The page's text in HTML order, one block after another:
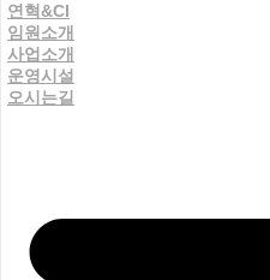
연혁&CI
임원소개
사업소개
운영시설
오시는길